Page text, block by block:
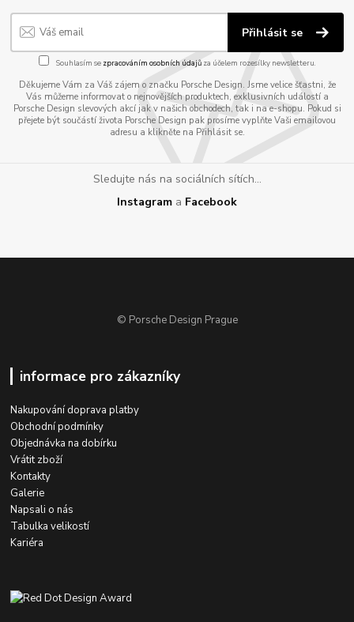
Přihlásit se
Souhlasím se zpracováním osobních údajůza účelem rozesílky newsletteru.
Děkujeme Vám za Váš zájem o značku Porsche Design. Jsme velice šťastni, že
Vás můžeme informovat o nejnovějších produktech, exklusivních událostí a
Porsche Design slevových akcí jak v našich obchodech, tak i na e-shopu. Pokud si
přejete být součástí života Porsche Design pak prosíme vyplňte Vaši emailovou
adresu a klikněte na Přihlásit se.
Sledujte nás na sociálních sítích...
Instagram a Facebook
© Porsche Design Prague
informace pro zákazníky
Nakupování doprava platby
Obchodní podmínky
Objednávka na dobírku
Vrátit zboží
Kontakty
Galerie
Napsali o nás
Tabulka velikostí
Kariéra